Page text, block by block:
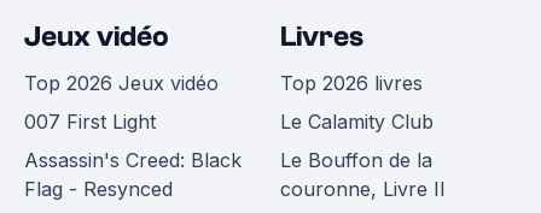
Jeux vidéo
Top 2026 Jeux vidéo
007 First Light
Assassin's Creed: Black
Flag - Resynced
Livres
Top 2026 livres
Le Calamity Club
Le Bouffon de la
couronne, Livre II